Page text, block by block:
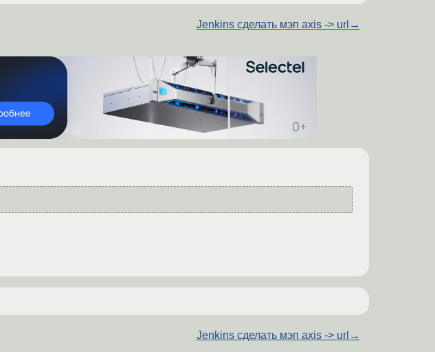
Jenkins сделать мэп axis -> url →
Jenkins сделать мэп axis -> url →